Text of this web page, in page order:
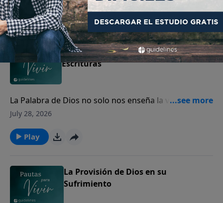
perdón.
Play
Cómo interpretar y aplicar las
Escrituras
La Palabra de Dios no solo nos enseña la verdad, sino
que transforma nuestro corazón y guía nuestra vida.
July 28, 2026
Play
La Provisión de Dios en su
Sufrimiento